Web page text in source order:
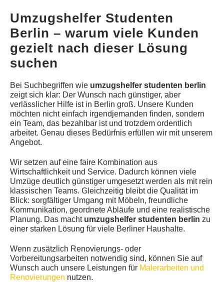
Umzugshelfer Studenten
Berlin – warum viele Kunden
gezielt nach dieser Lösung
suchen
Bei Suchbegriffen wie umzugshelfer studenten berlin
zeigt sich klar: Der Wunsch nach günstiger, aber
verlässlicher Hilfe ist in Berlin groß. Unsere Kunden
möchten nicht einfach irgendjemanden finden, sondern
ein Team, das bezahlbar ist und trotzdem ordentlich
arbeitet. Genau dieses Bedürfnis erfüllen wir mit unserem
Angebot.
Wir setzen auf eine faire Kombination aus
Wirtschaftlichkeit und Service. Dadurch können viele
Umzüge deutlich günstiger umgesetzt werden als mit rein
klassischen Teams. Gleichzeitig bleibt die Qualität im
Blick: sorgfältiger Umgang mit Möbeln, freundliche
Kommunikation, geordnete Abläufe und eine realistische
Planung. Das macht umzugshelfer studenten berlin zu
einer starken Lösung für viele Berliner Haushalte.
Wenn zusätzlich Renovierungs- oder
Vorbereitungsarbeiten notwendig sind, können Sie auf
Wunsch auch unsere Leistungen für Malerarbeiten und
Renovierungen nutzen.